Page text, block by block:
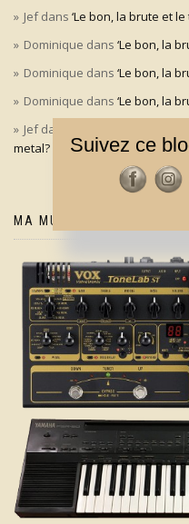
Jefdans ‘Le bon, la brute et
Dominique dans ‘Le bon, la
Dominique dans ‘Le bon, la
Dominique dans ‘Le bon, la
Jefdans
Aldo Maccione à
metal?
MA MUSIQUE
Suivez ce